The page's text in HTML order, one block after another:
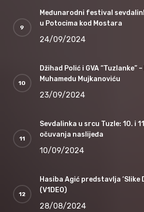
Međunarodni festival
u Potocima kod Mostara
24/09/2024
Džihad Polić i GVA “Tuzlanke”
Muhamedu Mujkanoviću
23/09/2024
Sevdalinka u srcu Tuzle: 10. i
očuvanja naslijeđa
10/09/2024
Hasiba Agić predstavlja ‘Slike
(V1DEO)
28/08/2024